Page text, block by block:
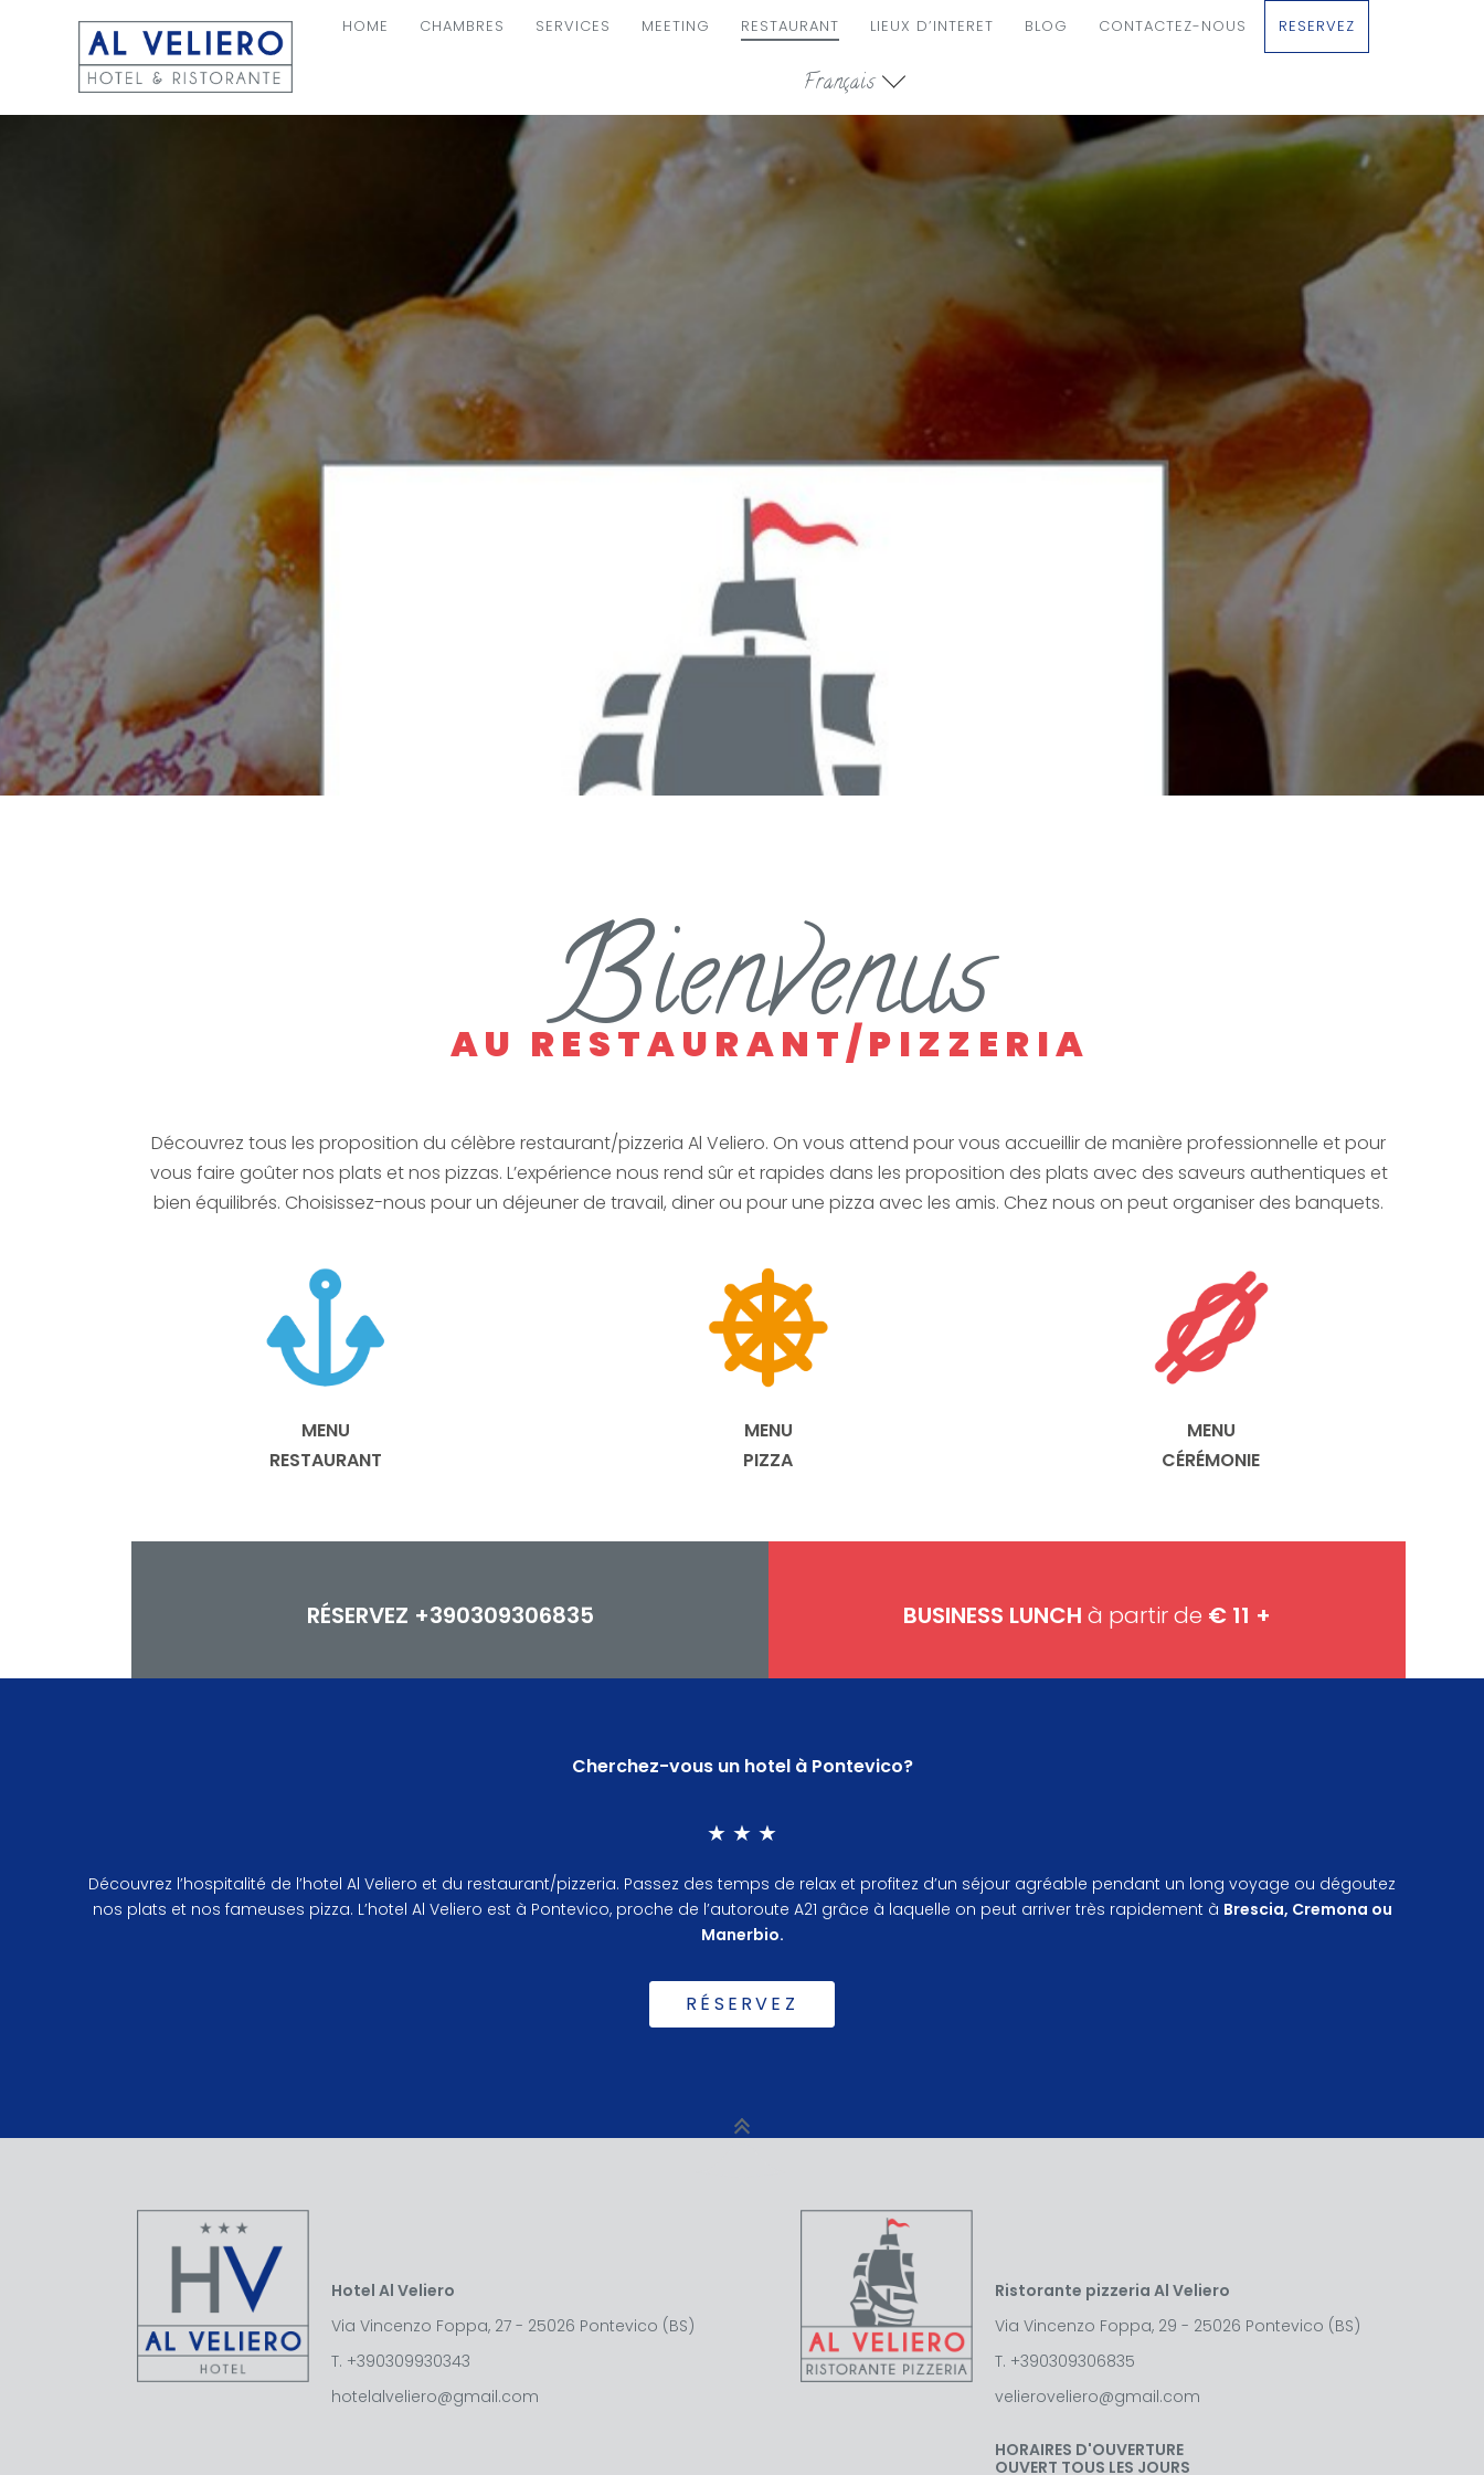
PRINCIPALE
HOME CHAMBRES SERVICES MEETING RESTAURANT LIEUX D’INTERET BLOG CONTACTEZ-NOUS RESERVEZ
Français
Bienvenus
AU RESTAURANT/PIZZERIA
Découvrez tous les proposition du célèbre restaurant/pizzeria Al Veliero. On vous attend pour vous accueillir de manière professionnelle et pour
vous faire goûter nos plats et nos pizzas. L’expérience nous rend sûr et rapides dans les proposition des plats avec des saveurs authentiques et
bien équilibrés. Choisissez-nous pour un déjeuner de travail, diner ou pour une pizza avec les amis. Chez nous on peut organiser des banquets.
MENU
RESTAURANT
MENU
PIZZA
MENU
CÉRÉMONIE
RÉSERVEZ +390309306835 BUSINESS LUNCH à partir de € 11 +
Cherchez-vous un hotel à Pontevico?
★ ★ ★
Découvrez l’hospitalité de l’hotel Al Veliero et du restaurant/pizzeria. Passez des temps de relax et profitez d’un séjour agréable pendant un long voyage ou dégoutez
nos plats et nos fameuses pizza. L’hotel Al Veliero est à Pontevico, proche de l’autoroute A21 grâce à laquelle on peut arriver très rapidement à Brescia, Cremona ou
Manerbio.
RÉSERVEZ
Hotel Al Veliero
Via Vincenzo Foppa, 27 - 25026 Pontevico (BS)
T. +390309930343
hotelalveliero@gmail.com
Ristorante pizzeria Al Veliero
Via Vincenzo Foppa, 29 - 25026 Pontevico (BS)
T. +390309306835
velieroveliero@gmail.com
HORAIRES D'OUVERTURE
OUVERT TOUS LES JOURS